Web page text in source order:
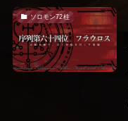
ソロモン72柱